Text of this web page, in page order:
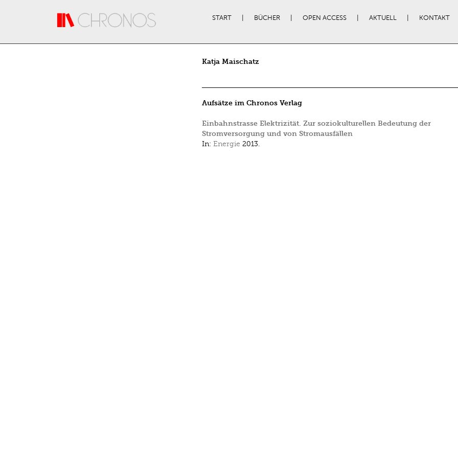
START BÜCHER OPEN ACCESS AKTUELL KONTAKT
Katja Maischatz
Aufsätze im Chronos Verlag
Einbahnstrasse Elektrizität. Zur soziokulturellen Bedeutung der
Stromversorgung und von Stromausfällen
In: Energie 2013.